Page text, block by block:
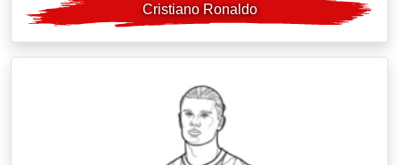
Cristiano Ronaldo